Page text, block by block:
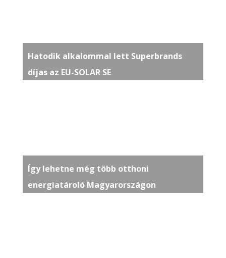
Hatodik alkalommal lett Superbrands
díjas az EU-SOLAR SE
Így lehetne még több otthoni
energiatároló Magyarországon